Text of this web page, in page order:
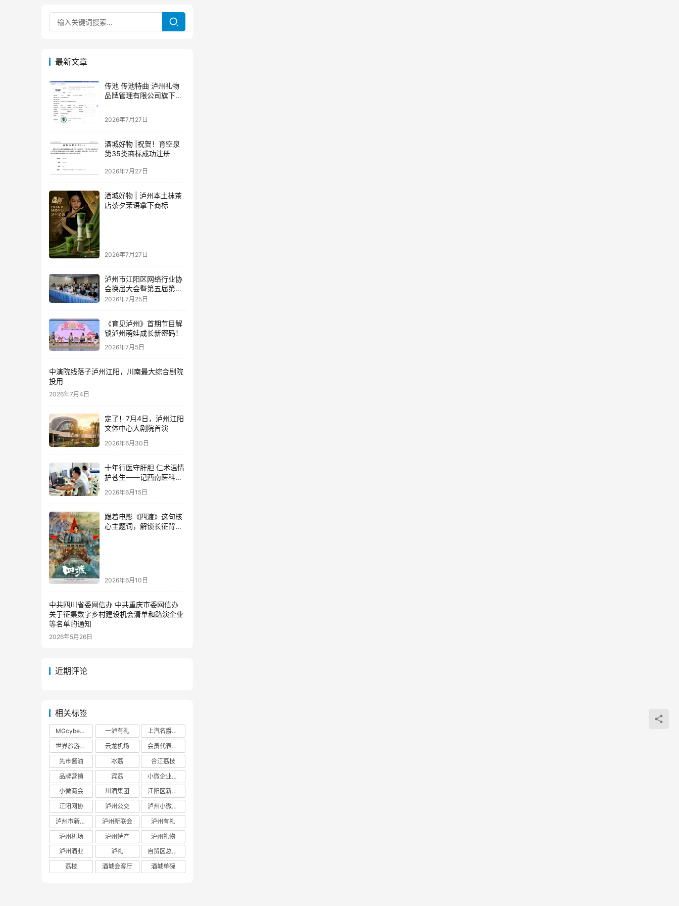
最新文章
传池 传池特曲 泸州礼物
品牌管理有限公司旗下品
2026年7月27日
酒城好物 |祝贺！育空泉
第35类商标成功注册
2026年7月27日
酒城好物 | 泸州本土抹茶
店茶夕茉语拿下商标
2026年7月27日
泸州市江阳区网络行业协
会换届大会暨第五届第一
次理事会顺利举行
2026年7月25日
《育见泸州》首期节目解
锁泸州萌娃成长新密码！
2026年7月5日
中演院线落子泸州江阳，川南最大综合剧院
投用
2026年7月4日
定了！7月4日，泸州江阳
文体中心大剧院首演
2026年6月30日
十年行医守肝胆 仁术温情
护苍生——记西南医科大
主治医师李春桃
2026年6月15日
跟着电影《四渡》这句核
心主题词，解锁长征背后
2026年6月10日
中共四川省委网信办 中共重庆市委网信办
关于征集数字乡村建设机会清单和路演企业
等名单的通知
2026年5月26日
近期评论
相关标签
MGcyberster 一泸有礼
上汽名爵泸州
世界旅游大使
云龙机场
会员代表大会
先市酱油
冰荔
合江荔枝
品牌营销
宾荔
小微企业商会
小微商会
川酒集团
江阳区新联会
江阳网协
泸州公交
泸州小微商会
泸州市新联会
泸州新联会
泸州有礼
泸州机场
泸州特产
泸州礼物
泸州酒业
泸礼
自贸区总部基地
荔枝
酒城会客厅 酒城单碗